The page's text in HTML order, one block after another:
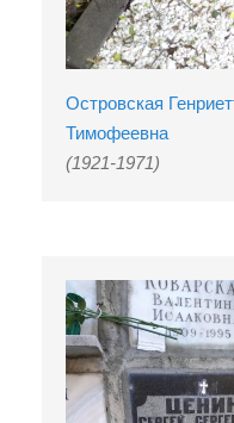
Островская
Тимофеевна
(1921-1971)